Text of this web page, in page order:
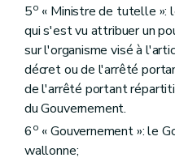
5o « Ministre de tutelle »:
qui s'est vu attribuer un
sur l'organisme visé à
décret ou de l'arrêté
de l'arrêté portant
du Gouvernement.
6o « Gouvernement »: le
wallonne;